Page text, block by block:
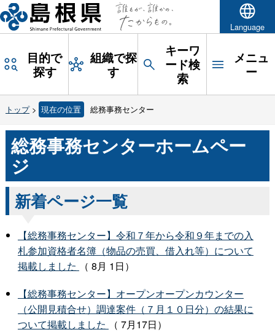
Language
目的で
探す
組織で探
す
キーワ
ード検
索
メニュ
ー
トップ> 現在の位置 総務事務センター
総務事務センターホームペー
ジ
新着ページ一覧
【総務事務センター】令和７年から令和９年までの入
札参加資格者名簿（物品の売買、借入れ等）について
掲載しました
（ 8月 1日）
【総務事務センター】オープンオープンカウンター
（公開見積合せ）調達案件（７月１０日分）の結果に
ついて掲載しました
（ 7月17日）